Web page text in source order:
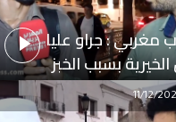
مغربي : جراو عليا
بسبب الخبز
11/12/